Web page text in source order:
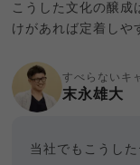
こうした文化の醸成
けがあれば定着しや
すべらないキ
末永雄大
当社でもこうし